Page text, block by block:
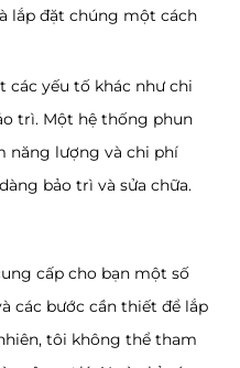
lắp đặt chúng một cách
các yếu tố khác như chi
trì. Một hệ thống phun
năng lượng và chi phí
bảo trì và sửa chữa.
cấp cho bạn một số
các bước cần thiết để lắp
tôi không thể tham